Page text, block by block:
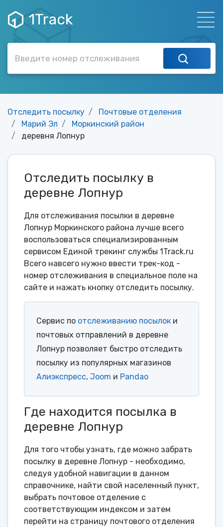
1Track
Отследить посылку
Почтовые отделения
Марий Эл
Моркинский район
деревня Лопнур
Отследить посылку в
деревне Лопнур
Для отслеживания посылки в деревне
Лопнур Моркинского района лучше всего
воспользоваться специализированным
сервисом Единой трекинг службы 1Track.ru
Всего навсего нужно ввести трек-код -
номер отслеживания в специальное поле на
сайте и нажать кнопку отследить посылку.
Сервис по отслеживанию посылок и
почтовых отправлений в деревне
Лопнур позволяет быстро отследить
посылку из популярных магазинов
Алиэкспресс, Joom и Pandao
Где находится посылка в
деревне Лопнур
Для того чтобы узнать, где можно забрать
посылку в деревне Лопнур - необходимо,
следуя удобной навигации в данном
справочнике, найти свой населенный пункт,
выбрать почтовое отделение с
соответствующим индексом и затем
перейти на страницу почтового отделения